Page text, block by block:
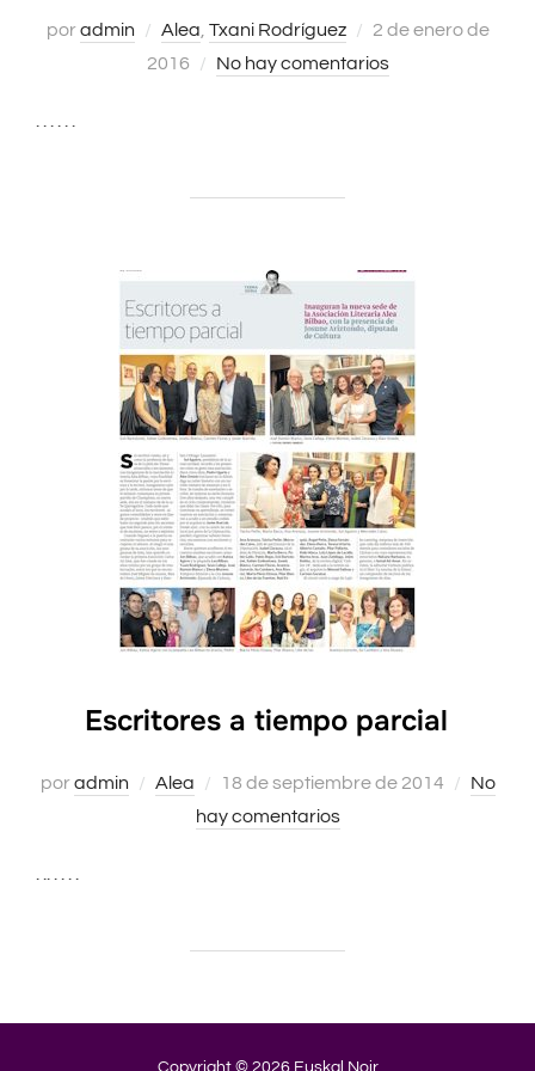
poradmin Alea Txani Rodríguez
Publicado
el
2 de enero de
2016
No hay comentarios
Escritores a tiempo parcial
poradmin Alea
Publicado
el
18 de septiembre de 2014
No
hay comentarios